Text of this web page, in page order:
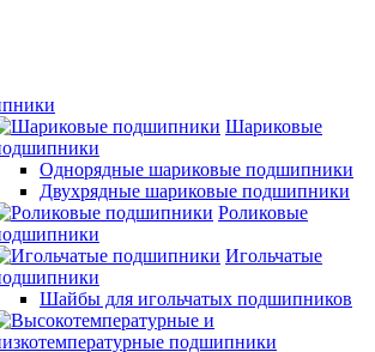
Шариковые
Однорядные шариковые подшипники
Двухрядные шариковые подшипники
Роликовые
Игольчатые
Шайбы для игольчатых подшипников